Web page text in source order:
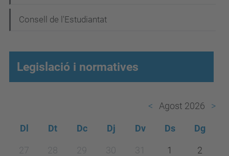
ó
Consell de l'Estudiantat
Legislació i normatives
Agost 2026
Dl Dt Dc Dj Dv Ds Dg
27 28 29 30 31 1
2